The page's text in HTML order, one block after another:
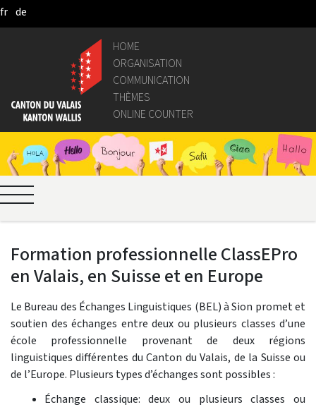
Skip to Main Content
fr de
HOME
ORGANISATION
COMMUNICATION
THÈMES
ONLINE COUNTER
Formation professionnelle ClassEPro
en Valais, en Suisse et en Europe
Le Bureau des Échanges Linguistiques (BEL) à Sion promet et
soutien des échanges entre deux ou plusieurs classes d’une
école professionnelle provenant de deux régions
linguistiques différentes du Canton du Valais, de la Suisse ou
de l’Europe. Plusieurs types d’échanges sont possibles :
Échange classique: deux ou plusieurs classes ou